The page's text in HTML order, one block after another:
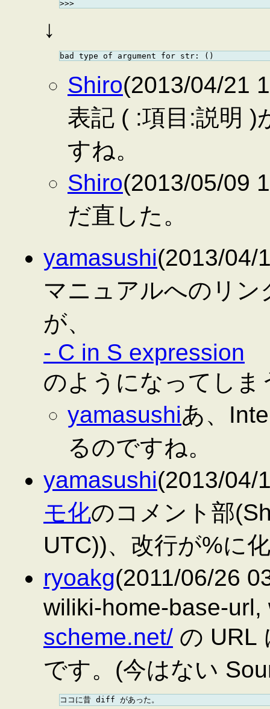
↓
Shiro(2013/04/21
表記 ( :項目:説明 )
すね。
Shiro(2013/05/09
だ直した。
yamasushi(2013/04/
マニュアルへのリ
が、
- C in S expression
のようになってしま
yamasushiあ、
るのですね。
yamasushi(2013/04/
モ化のコメント部
UTC))、改行が%に
ryoakg(2011/06/26
wiliki-home-base-
scheme.net/ の URL
です。(今はない